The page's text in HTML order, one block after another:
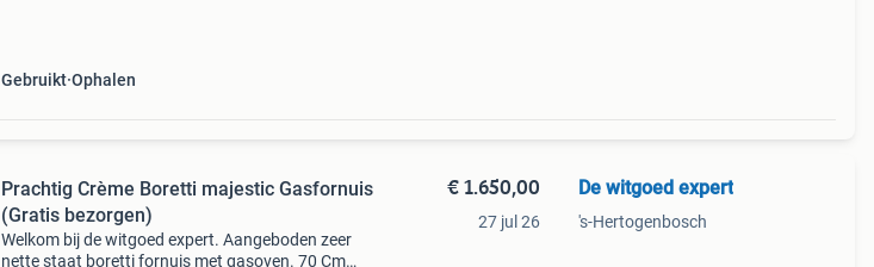
Gebruikt Ophalen
Prachtig Crème Boretti majestic Gasfornuis
(Gratis bezorgen)
Welkom bij de witgoed expert. Aangeboden zeer
nette staat boretti fornuis met gasoven. 70 Cm
€ 1.650,00
27 jul 26
De witgoed expert
's-Hertogenbosch